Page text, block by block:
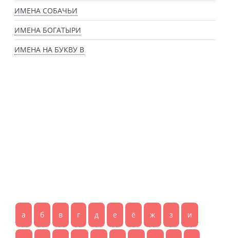
ИМЕНА СОБАЧЬИ
ИМЕНА БОГАТЫРИ
ИМЕНА НА БУКВУ В
а б в г д е ё ж з и